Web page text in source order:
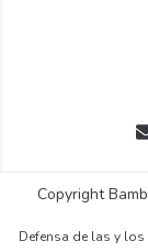
Copyright
Defensa de las y